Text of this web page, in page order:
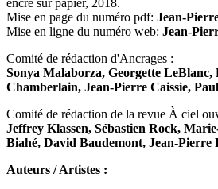
encre sur papier, 2018.
Mise en page du numéro pdf: Jean-
Mise en ligne du numéro web: Jean-
Comité de rédaction d'Ancrages :
Sonya Malaborza, Georgette
Chamberlain, Jean-Pierre Caissie,
Comité de rédaction de la revue À ciel
Jeffrey Klassen, Sébastien Rock,
Biahé, David Baudemont, Jean-Pierre
Auteurs / Artistes :